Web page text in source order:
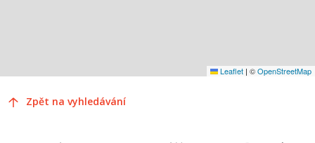
Leaflet | ©OpenStreetMap
Zpět na vyhledávání